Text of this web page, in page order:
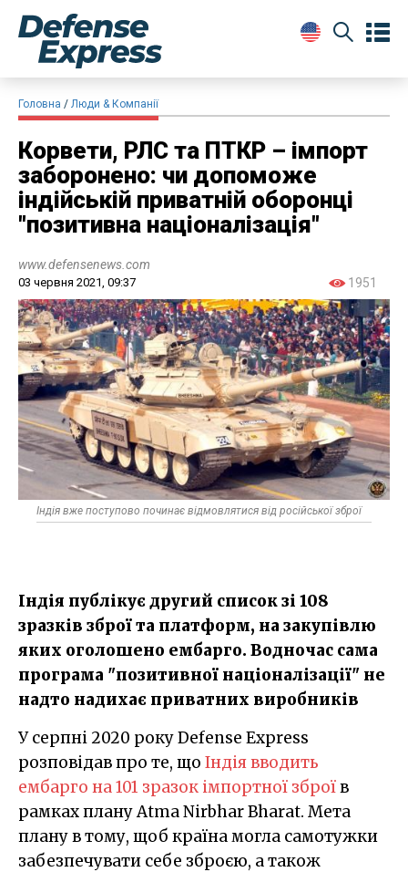
Головна Люди & Компанії
Корвети, РЛС та ПТКР – імпорт
заборонено: чи допоможе
індійській приватній оборонці
"позитивна націоналізація"
www.defensenews.com
03 червня 2021, 09:37 1951
Індія вже поступово починає відмовлятися від російської зброї
Індія публікує другий список зі 108
зразків зброї та платформ, на закупівлю
яких оголошено ембарго. Водночас сама
програма "позитивної націоналізації" не
надто надихає приватних виробників
У серпні 2020 року Defense Express
розповідав про те, що Індія вводить
ембарго на 101 зразок імпортної зброїв
рамках плану Atma Nirbhar Bharat. Мета
плану в тому, щоб країна могла самотужки
забезпечувати себе зброєю, а також